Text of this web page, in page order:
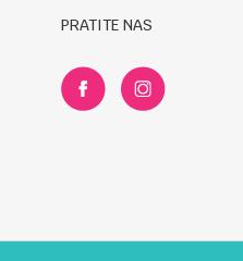
PRATITE NAS